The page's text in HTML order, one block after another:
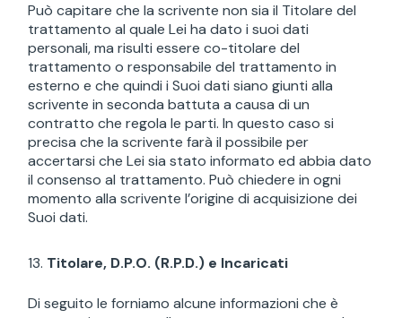
Può capitare che la scrivente non sia il Titolare del
trattamento al quale Lei ha dato i suoi dati
personali, ma risulti essere co-titolare del
trattamento o responsabile del trattamento in
esterno e che quindi i Suoi dati siano giunti alla
scrivente in seconda battuta a causa di un
contratto che regola le parti. In questo caso si
precisa che la scrivente farà il possibile per
accertarsi che Lei sia stato informato ed abbia dato
il consenso al trattamento. Può chiedere in ogni
momento alla scrivente l’origine di acquisizione dei
Suoi dati.
Titolare, D.P.O. (R.P.D.) e Incaricati
Di seguito le forniamo alcune informazioni che è